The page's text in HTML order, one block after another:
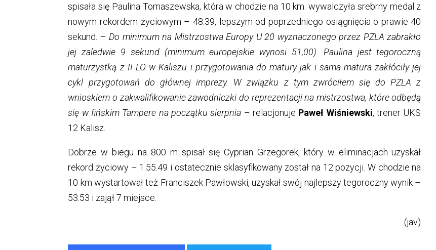
spisała się Paulina Tomaszewska, która w chodzie na 10 km. wywalczyła srebrny medal z
nowym rekordem życiowym – 48.39, lepszym od poprzedniego osiągnięcia o prawie 40
sekund. – Do minimum na Mistrzostwa Europy U 20 wyznaczonego przez PZLA zabrakło
jej zaledwie 9 sekund (minimum europejskie wynosi 51,00). Paulina jest tegoroczną
maturzystką z II LO w Kaliszu i przygotowania do matury jak i sama matura zakłóciły jej
cykl przygotowań do głównej imprezy. W związku z tym zwróciłem się do PZLA z
wnioskiem o zakwalifikowanie zawodniczki do reprezentacji na mistrzostwa, które odbędą
się w fińskim Tampere na początku sierpnia – relacjonuje Paweł Wiśniewski, trener UKS
12 Kalisz.
Dobrze w biegu na 800 m spisał się Cyprian Grzegorek, który w eliminacjach uzyskał
rekord życiowy – 1.55.49 i ostatecznie sklasyfikowany został na 12 pozycji. W chodzie na
10 km wystartował też Franciszek Pawłowski, uzyskał swój najlepszy tegoroczny wynik –
53.53 i zajął 7 miejsce.
(jav)